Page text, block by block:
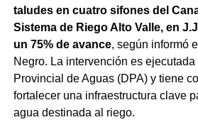
taludes en cuatro sifones del
Sistema de Riego Alto Valle, en
un 75% de avance, según informó
Negro. La intervención es
Provincial de Aguas (DPA) y tiene
fortalecer una infraestructura clave
agua destinada al riego.